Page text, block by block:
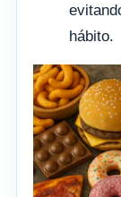
hábito.